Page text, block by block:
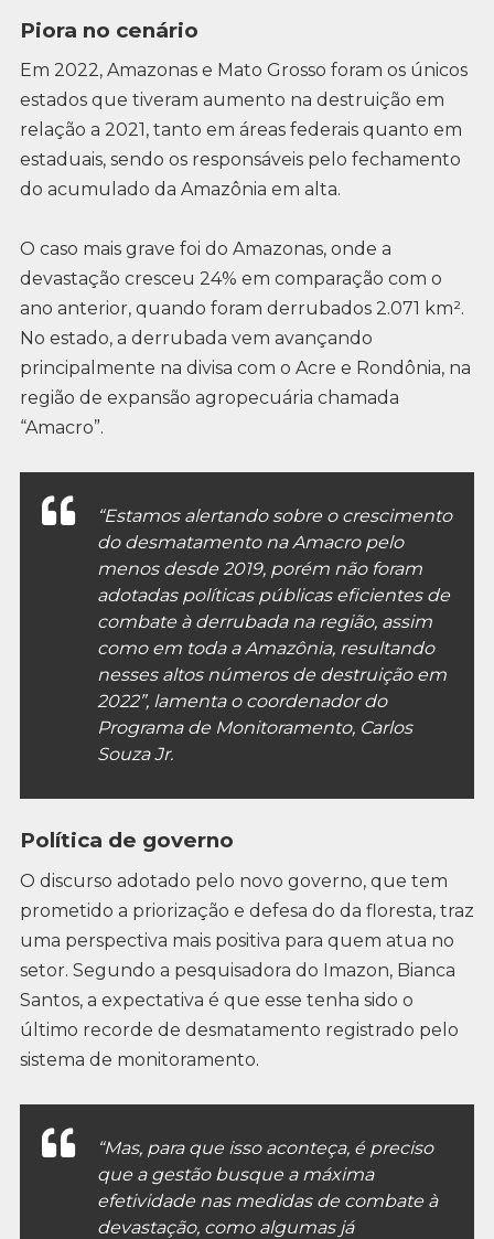
Piora no cenário
Em 2022, Amazonas e Mato Grosso foram os únicos
estados que tiveram aumento na destruição em
relação a 2021, tanto em áreas federais quanto em
estaduais, sendo os responsáveis pelo fechamento
do acumulado da Amazônia em alta.
O caso mais grave foi do Amazonas, onde a
devastação cresceu 24% em comparação com o
ano anterior, quando foram derrubados 2.071 km².
No estado, a derrubada vem avançando
principalmente na divisa com o Acre e Rondônia, na
região de expansão agropecuária chamada
“Amacro”.
“Estamos alertando sobre o crescimento
do desmatamento na Amacro pelo
menos desde 2019, porém não foram
adotadas políticas públicas eficientes de
combate à derrubada na região, assim
como em toda a Amazônia, resultando
nesses altos números de destruição em
2022”, lamenta o coordenador do
Programa de Monitoramento, Carlos
Souza Jr.
Política de governo
O discurso adotado pelo novo governo, que tem
prometido a priorização e defesa do da floresta, traz
uma perspectiva mais positiva para quem atua no
setor. Segundo a pesquisadora do Imazon, Bianca
Santos, a expectativa é que esse tenha sido o
último recorde de desmatamento registrado pelo
sistema de monitoramento.
“Mas, para que isso aconteça, é preciso
que a gestão busque a máxima
efetividade nas medidas de combate à
devastação, como algumas já